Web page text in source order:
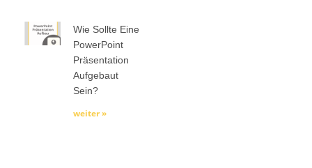
Wie Sollte Eine
PowerPoint
Präsentation
Aufgebaut
Sein?
weiter »